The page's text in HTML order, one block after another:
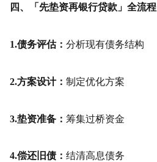
四、「先垫资再银行贷款」全流程
1.债务评估： 分析现有债务结构
2.方案设计： 制定优化方案
3.垫资准备： 筹集过桥资金
4.偿还旧债： 结清高息债务